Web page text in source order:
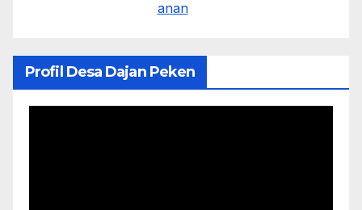
Profil Desa Dajan Peken